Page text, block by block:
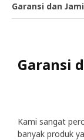
Garansi dan
Garansi
Kami sangat
banyak produk